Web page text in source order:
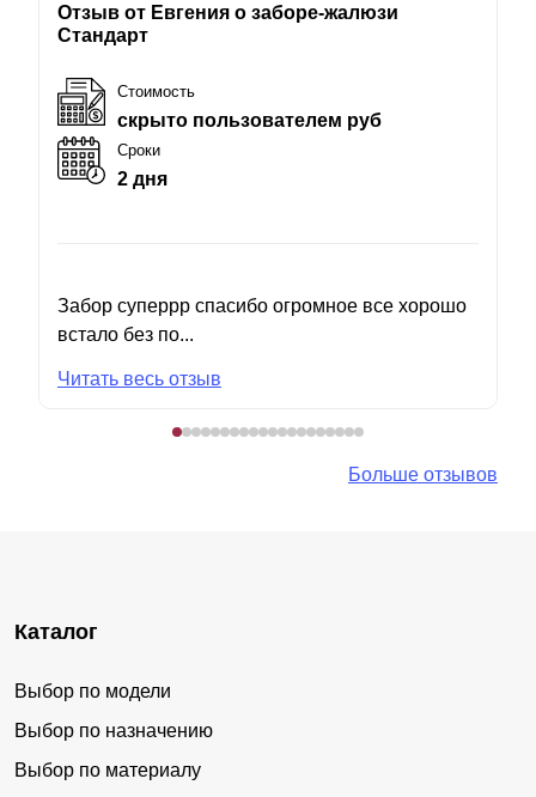
Отзыв от Евгения о заборе-жалюзи
Стандарт
Стоимость
скрыто пользователем руб
Сроки
2 дня
Забор суперрр спасибо огромное все хорошо
встало без по...
Читать весь отзыв
Больше отзывов
Каталог
Выбор по модели
Выбор по назначению
Выбор по материалу